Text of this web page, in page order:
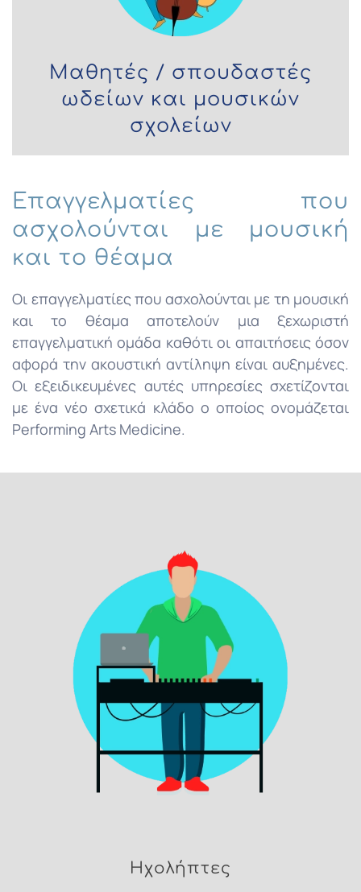
Μαθητές / σπουδαστές
ωδείων και μουσικών
σχολείων
Επαγγελματίες που
ασχολούνται με μουσική
και το θέαμα
Οι επαγγελματίες που ασχολούνται με τη μουσική
και το θέαμα αποτελούν μια ξεχωριστή
επαγγελματική ομάδα καθότι οι απαιτήσεις όσον
αφορά την ακουστική αντίληψη είναι αυξημένες.
Οι εξειδικευμένες αυτές υπηρεσίες σχετίζονται
με ένα νέο σχετικά κλάδο ο οποίος ονομάζεται
Performing Arts Medicine.
Ηχολήπτες